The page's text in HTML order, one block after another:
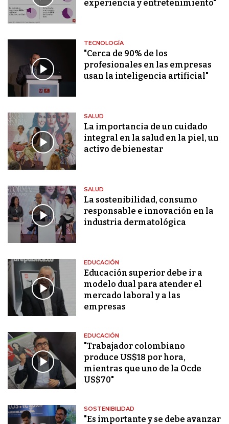
experiencia y entretenimiento"
TECNOLOGÍA
"Cerca de 90% de los
profesionales en las empresas
usan la inteligencia artificial"
SALUD
La importancia de un cuidado
integral en la salud en la piel, un
activo de bienestar
SALUD
La sostenibilidad, consumo
responsable e innovación en la
industria dermatológica
EDUCACIÓN
Educación superior debe ir a
modelo dual para atender el
mercado laboral y a las
empresas
EDUCACIÓN
"Trabajador colombiano
produce US$18 por hora,
mientras que uno de la Ocde
US$70"
SOSTENIBILIDAD
"Es importante y se debe avanzar